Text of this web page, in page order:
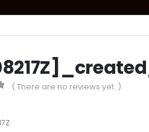
( There are no reviews yet. )